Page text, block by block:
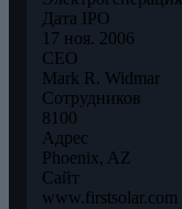
Дата IPO
17 ноя. 2006
CEO
Mark R. Widmar
Сотрудников
8100
Адрес
Phoenix, AZ
Сайт
www.firstsolar.com